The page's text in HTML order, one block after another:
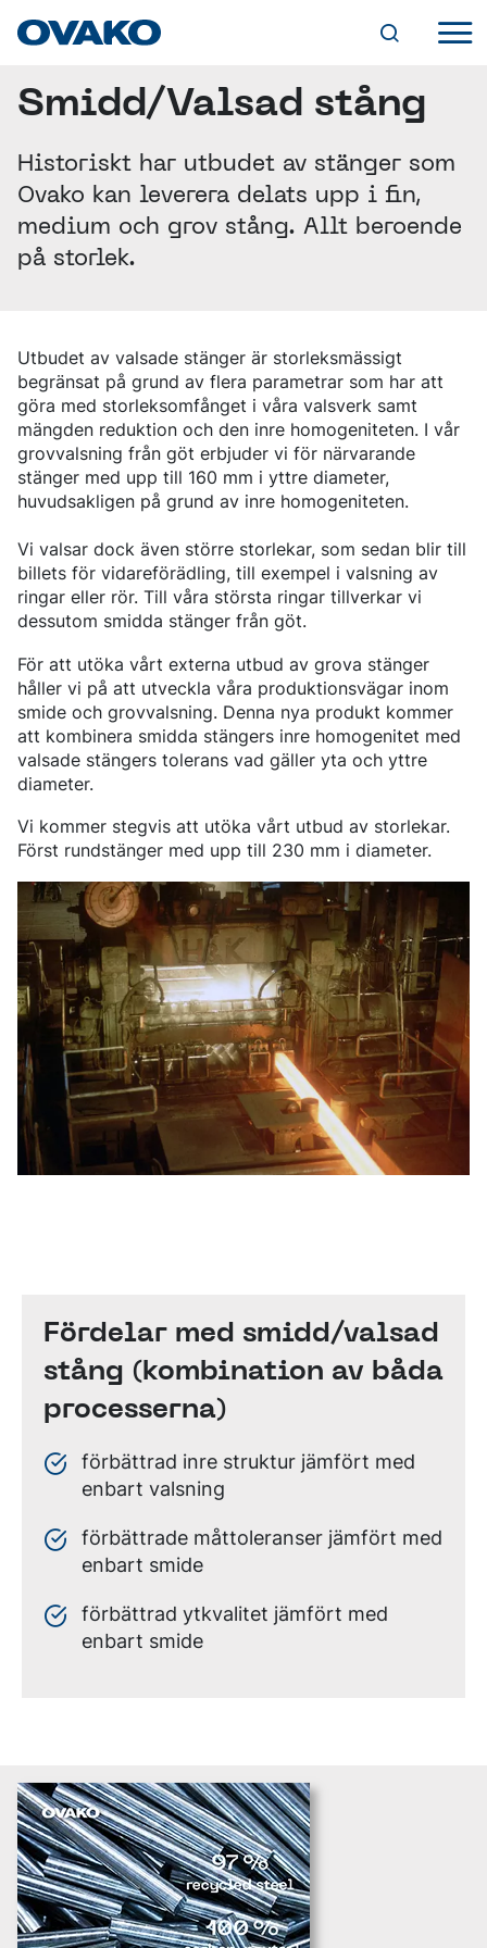
INDUSTRILÖSNINGAR
KULLAGER
KEDJOR OCH LYFTANORDNINGAR
FÄSTANORDNINGAR
HYDRAULIK
CYLINDRAR
VENTILER
MASKINBEARBETNING
VÄRMEBEHANDLING
GRUV- OCH ANLÄGGNINGSVERKTYG
BERGBORRNING
ÖVRIGA GRUVVERKTYG
MINERALBEARBETNING
LÄTTA OCH TUNGA FORDON
DRIVSYSTEM
CHASSIKOMPONENTER
ENERGI
OLJA OCH GAS
VINDKRAFT
TRANSPORT
STÅLUTBUD
OVAKOS VARUMÄRKEN
BQ-STEEL®
IQ-STEEL®
HYBRID STEEL®
M-STEEL®
STÅLSORTER
GENOMHÄRDANDE KULLAGERSTÅL
SÄTTHÄRDNINGSSTÅL
ALLMÄNT KONSTRUKTIONSSTÅL
SEGHÄRDNINGSSTÅL
FJÄDERSTÅL
BORSTÅL
NITRERSTÅL
PRODUKTFORMER
VARMVALSADE STÄNGER
RUNDSTÅNG
SPECIALEGENSKAPER (SP-STÅNG)
VIDAREFÖRÄDLADE STÄNGER
DRAGEN STÅNG
SLIPAD STÅNG
SKALSVARVAD STÅNG
FÖRKOMPONENTER
FÖRKOMPONENTER FRÅN RÖR
HÅRDFÖRKROMADE STÄNGER OCH RÖR
FÖRBÄTTRAD KORROSIONSBESTÄNDIGHET
CROMAX-STÅLSORTER
TRÅD OCH HASPLADE STÄNGER (BAR-IN-COIL)
SÖMLÖSA RÖR OCH ÄMNESRÖR
OVAKO 280-ÄMNESRÖR
STANDARDKULLAGERRÖR
VALSADE OCH SMIDDA RINGAR
TJÄNSTER
OVATRACK
SKROT- OCH LEGERINGSTILLÄGG
FORSKNING OCH UTVECKLING
ERFARENHET OCH KUNSKAP
KVALITET
CERTIFIKAT OCH TESTMÖJLIGHETER
MILJÖ
VÅR VÄG MOT KOLDIOXIDNEUTRALITET
KLIMAT
EFFEKTIVA PROCESSER
PRODUKTER
ANVÄNDNING AV KEMISKA ÄMNEN
ÅTERVINNINGSBARHET OCH ÅTERVUNNET
INNEHÅLL
AKTUELLA TILLSTÅNDSPROCESSER
SOCIAL HÅLLBARHET
AFFÄRSETIK
STYRNING, UPPFÖLJNING & ÖVERVAKNING
GLOBALA MÅLEN FÖR HÅLLBAR UTVECKLING
KARRIÄR
LEDIGA TJÄNSTER
VARFÖR OVAKO?
ATT VÄXA HOS OVAKO
UTVECKLINGSPROGRAM
OM OVAKO
EN VÄRLD AV STÅL
VÅR HISTORIA
LEDNING
STARK GLOBAL STÄLLNING INOM SPECIALSTÅL
PRODUKTIONSORTER
VÅR VÄTGASANLÄGGNING
PODCAST STÅLVERKET
DANIEL STÅHL
NYHETER OCH EVENTS
NYHETER & PRESSMEDDELANDEN
MÄSSOR OCH DIGITALA EVENTS
BERÄTTELSER
STRENGTH OF STEEL NYHETSBREV
MEDIABANKEN
Svenska English Deutsch
Sales Units
Nordeuropa
Centraleuropa
Östeuropa
Sydeuropa
Nordamerika
Sydamerika
Resten Av Världen
Kontakt
Ovatrack
Steelnavigator
Logga In
Smidd/Valsad stång
Historiskt har utbudet av stänger som
Ovako kan leverera delats upp i fin,
medium och grov stång. Allt beroende
på storlek.
Utbudet av valsade stänger är storleksmässigt
begränsat på grund av flera parametrar som har att
göra med storleksomfånget i våra valsverk samt
mängden reduktion och den inre homogeniteten. I vår
grovvalsning från göt erbjuder vi för närvarande
stänger med upp till 160 mm i yttre diameter,
huvudsakligen på grund av inre homogeniteten.
Vi valsar dock även större storlekar, som sedan blir till
billets för vidareförädling, till exempel i valsning av
ringar eller rör. Till våra största ringar tillverkar vi
dessutom smidda stänger från göt.
För att utöka vårt externa utbud av grova stänger
håller vi på att utveckla våra produktionsvägar inom
smide och grovvalsning. Denna nya produkt kommer
att kombinera smidda stängers inre homogenitet med
valsade stängers tolerans vad gäller yta och yttre
diameter.
Vi kommer stegvis att utöka vårt utbud av storlekar.
Först rundstänger med upp till 230 mm i diameter.
Fördelar med smidd/valsad
stång (kombination av båda
processerna)
förbättrad inre struktur jämfört med
enbart valsning
förbättrade måttoleranser jämfört med
enbart smide
förbättrad ytkvalitet jämfört med
enbart smide